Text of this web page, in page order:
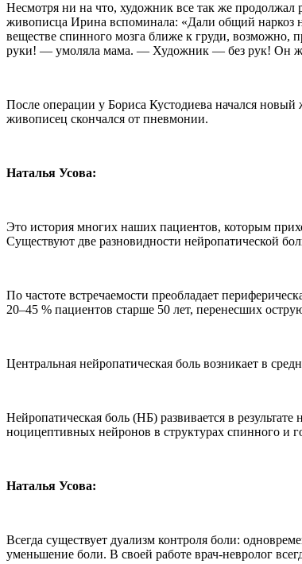
Несмотря ни на что, художник все так же
живописца Ирина вспоминала: «Дали общий наркоз
веществе спинного мозга ближе к груди, возможно,
руки! — умоляла мама. — Художник — без рук! Он
После операции у Бориса Кустодиева начался
живописец скончался от пневмонии.
Наталья Усова:
Это история многих наших пациентов, которым
Существуют две разновидности нейропатической
По частоте встречаемости преобладает
20–45 % пациентов старше 50 лет, перенесших
Центральная нейропатическая боль возникает в
Нейропатическая боль (НБ) развивается в
ноцицептивных нейронов в структурах спинного и
Наталья Усова:
Всегда существует дуализм контроля боли:
уменьшение боли. В своей работе врач-невролог